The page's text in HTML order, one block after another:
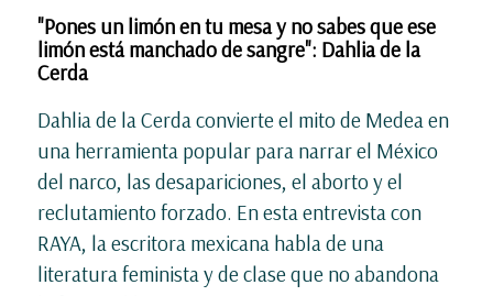
"Pones un limón en tu mesa y no sabes que ese
limón está manchado de sangre": Dahlia de la
Cerda
Dahlia de la Cerda convierte el mito de Medea en
una herramienta popular para narrar el México
del narco, las desapariciones, el aborto y el
reclutamiento forzado. En esta entrevista con
RAYA, la escritora mexicana habla de una
literatura feminista y de clase que no abandona